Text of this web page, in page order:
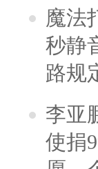
魔法
秒静
路规
李亚
使捐